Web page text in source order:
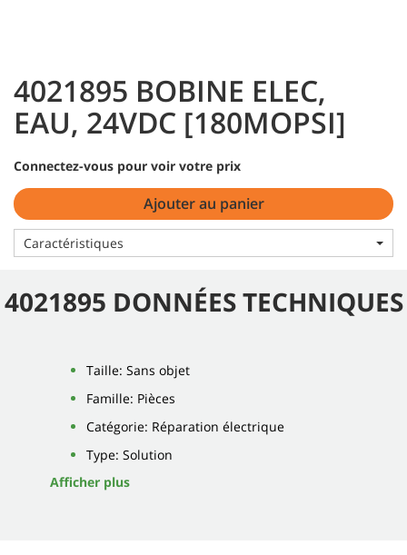
4021895 BOBINE ELEC,
EAU, 24VDC [180MOPSI]
Connectez-vous pour voir votre prix
Ajouter au panier
Caractéristiques
4021895 DONNÉES TECHNIQUES
Taille: Sans objet
Famille: Pièces
Catégorie: Réparation électrique
Type: Solution
Afficher plus